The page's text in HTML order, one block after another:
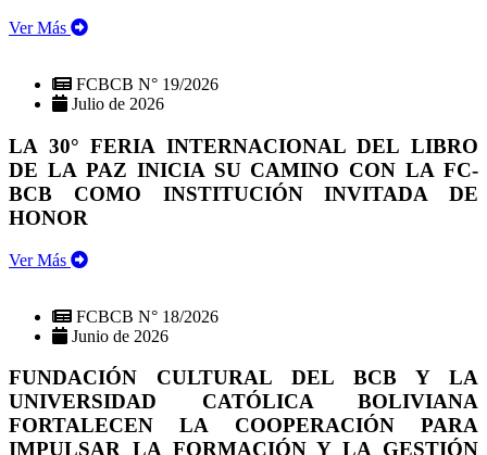
Ver Más
FCBCB N° 19/2026
Julio de 2026
LA 30° FERIA INTERNACIONAL DEL LIBRO
DE LA PAZ INICIA SU CAMINO CON LA FC-
BCB COMO INSTITUCIÓN INVITADA DE
HONOR
Ver Más
FCBCB N° 18/2026
Junio de 2026
FUNDACIÓN CULTURAL DEL BCB Y LA
UNIVERSIDAD CATÓLICA BOLIVIANA
FORTALECEN LA COOPERACIÓN PARA
IMPULSAR LA FORMACIÓN Y LA GESTIÓN